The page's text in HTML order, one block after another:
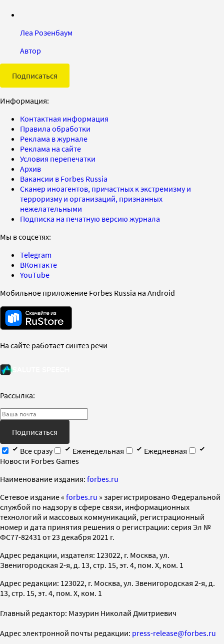
Леа Розенбаум
Автор
Подписаться
Информация:
Контактная информация
Правила обработки
Реклама в журнале
Реклама на сайте
Условия перепечатки
Архив
Вакансии в Forbes Russia
Сканер иноагентов, причастных к экстремизму и
терроризму и организаций, признанных
нежелательными
Подписка на печатную версию журнала
Мы в соцсетях:
Telegram
ВКонтакте
YouTube
Мобильное приложение Forbes Russia на Android
На сайте работает синтез речи
Рассылка:
Подписаться
Все сразу
Еженедельная
Ежедневная
Новости Forbes Games
Наименование издания: forbes.ru
Cетевое издание « forbes.ru » зарегистрировано Федеральной
службой по надзору в сфере связи, информационных
технологий и массовых коммуникаций, регистрационный
номер и дата принятия решения о регистрации: серия Эл №
ФС77-82431 от 23 декабря 2021 г.
Адрес редакции, издателя: 123022, г. Москва, ул.
Звенигородская 2-я, д. 13, стр. 15, эт. 4, пом. X, ком. 1
Адрес редакции: 123022, г. Москва, ул. Звенигородская 2-я, д.
13, стр. 15, эт. 4, пом. X, ком. 1
Главный редактор: Мазурин Николай Дмитриевич
Адрес электронной почты редакции: press-release@forbes.ru